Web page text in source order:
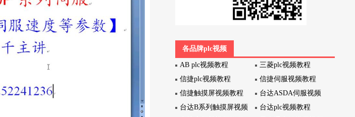
各品牌plc视频
AB plc视频教程
三菱plc视频教程
信捷plc视频教程
信捷伺服视频教程
信捷触摸屏视频教程
台达ASDA伺服视频
台达B系列触摸屏视频
台达plc视频教程